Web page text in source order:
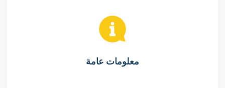
معلومات عامة